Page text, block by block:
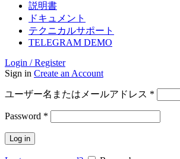
説明書
ドキュメント
テクニカルサポート
TELEGRAM DEMO
Login / Register
Sign in Create an Account
ユーザー名またはメールアドレス *
Password *
Log in